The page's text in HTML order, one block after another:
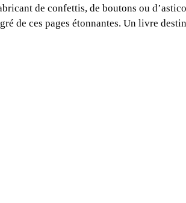
de confettis, de boutons ou
de ces pages étonnantes. Un livre